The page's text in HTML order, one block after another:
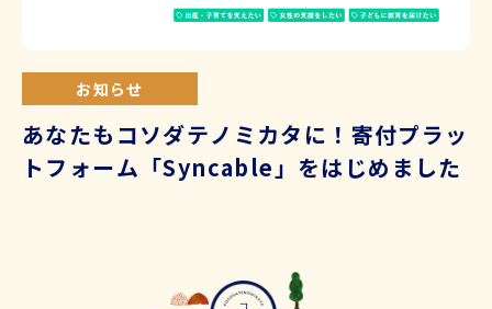
お知らせ
あなたもコソダテノミカタに！寄付プラッ
トフォーム「Syncable」をはじめました